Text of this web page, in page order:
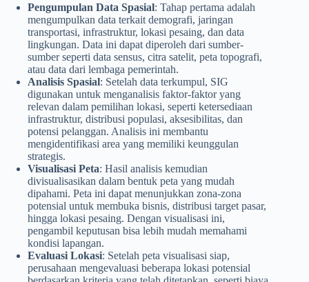
Pengumpulan Data Spasial: Tahap pertama adalah
mengumpulkan data terkait demografi, jaringan
transportasi, infrastruktur, lokasi pesaing, dan data
lingkungan. Data ini dapat diperoleh dari sumber-
sumber seperti data sensus, citra satelit, peta topografi,
atau data dari lembaga pemerintah.
Analisis Spasial: Setelah data terkumpul, SIG
digunakan untuk menganalisis faktor-faktor yang
relevan dalam pemilihan lokasi, seperti ketersediaan
infrastruktur, distribusi populasi, aksesibilitas, dan
potensi pelanggan. Analisis ini membantu
mengidentifikasi area yang memiliki keunggulan
strategis.
Visualisasi Peta: Hasil analisis kemudian
divisualisasikan dalam bentuk peta yang mudah
dipahami. Peta ini dapat menunjukkan zona-zona
potensial untuk membuka bisnis, distribusi target pasar,
hingga lokasi pesaing. Dengan visualisasi ini,
pengambil keputusan bisa lebih mudah memahami
kondisi lapangan.
Evaluasi Lokasi: Setelah peta visualisasi siap,
perusahaan mengevaluasi beberapa lokasi potensial